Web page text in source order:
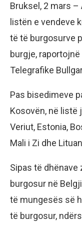
Bruksel, 2 mars
listën e vendeve
të të burgosurve
burgje,
Telegrafike
Pas bisedimeve
Kosovën, në listë
Veriut, Estonia,
Mali i Zi dhe
Sipas të
burgosur në
të mungesës së
të burgosur,